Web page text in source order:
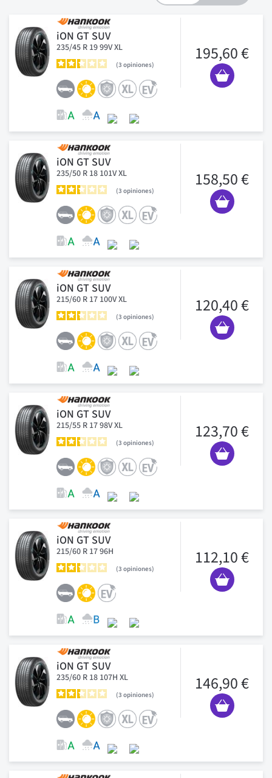
iON GT SUV
235/45 R 19 99V XL
3 opiniones
195,60 €
iON GT SUV
235/50 R 18 101V XL
3 opiniones
158,50 €
iON GT SUV
215/60 R 17 100V XL
3 opiniones
120,40 €
iON GT SUV
215/55 R 17 98V XL
3 opiniones
123,70 €
iON GT SUV
215/60 R 17 96H
3 opiniones
112,10 €
iON GT SUV
235/60 R 18 107H XL
3 opiniones
146,90 €